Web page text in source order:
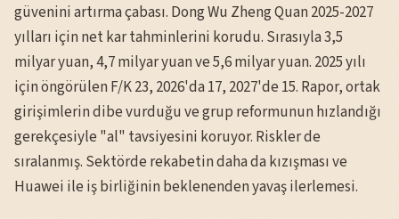
güvenini artırma çabası. Dong Wu Zheng Quan 2025-2027
yılları için net kar tahminlerini korudu. Sırasıyla 3,5
milyar yuan, 4,7 milyar yuan ve 5,6 milyar yuan. 2025 yılı
için öngörülen F/K 23, 2026'da 17, 2027'de 15. Rapor, ortak
girişimlerin dibe vurduğu ve grup reformunun hızlandığı
gerekçesiyle "al" tavsiyesini koruyor. Riskler de
sıralanmış. Sektörde rekabetin daha da kızışması ve
Huawei ile iş birliğinin beklenenden yavaş ilerlemesi.